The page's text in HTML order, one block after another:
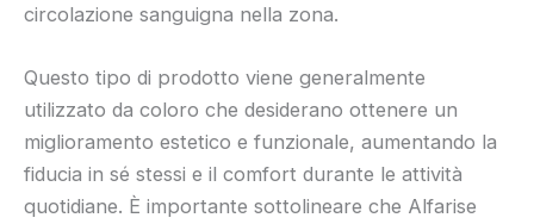
circolazione sanguigna nella zona.
Questo tipo di prodotto viene generalmente
utilizzato da coloro che desiderano ottenere un
miglioramento estetico e funzionale, aumentando la
fiducia in sé stessi e il comfort durante le attività
quotidiane. È importante sottolineare che Alfarise